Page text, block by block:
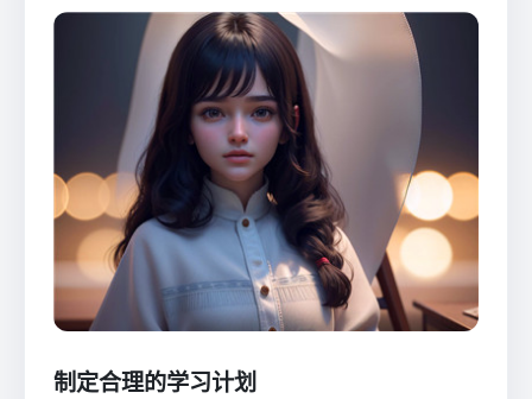
制定合理的学习计划